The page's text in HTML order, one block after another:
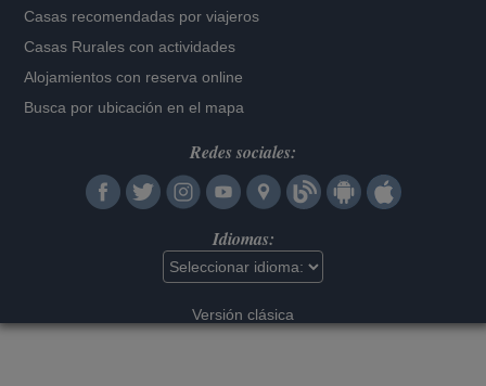
Casas recomendadas por viajeros
Casas Rurales con actividades
Alojamientos con reserva online
Busca por ubicación en el mapa
Redes sociales:
Idiomas:
Versión clásica